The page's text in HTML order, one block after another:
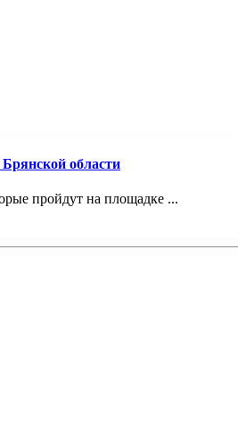
области
пройдут на площадке ...